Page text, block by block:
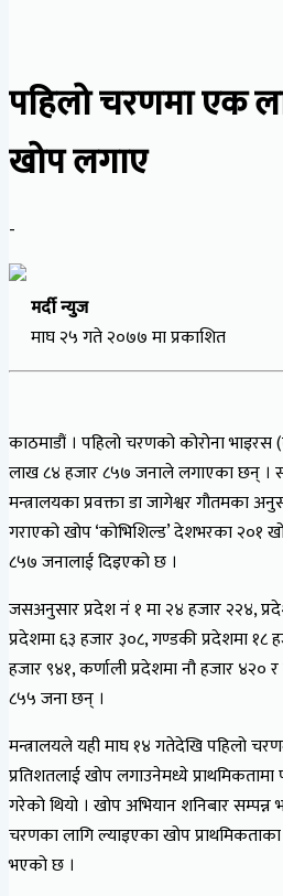
पहिलो चरणमा एक
खोप लगाए
-
मर्दी न्युज
माघ २५ गते २०७७ मा प्रकाशित
काठमाडौं । पहिलो चरणको कोरोना
लाख ८४ हजार ८५७ जनाले लगाएका छन् ।
मन्त्रालयका प्रवक्ता डा जागेश्वर गौतमका
गराएको खोप ‘कोभिशिल्ड’ देशभरका २०१
८५७ जनालाई दिइएको छ ।
जसअनुसार प्रदेश नं १ मा २४ हजार २२४,
प्रदेशमा ६३ हजार ३०८, गण्डकी प्रदेशमा १८
हजार ९४१, कर्णाली प्रदेशमा नौ हजार ४२०
८५५ जना छन् ।
मन्त्रालयले यही माघ १४ गतेदेखि पहिलो
प्रतिशतलाई खोप लगाउनेमध्ये प्राथमिकतामा
गरेको थियो । खोप अभियान शनिबार सम्पन्न
चरणका लागि ल्याइएका खोप
भएको छ ।